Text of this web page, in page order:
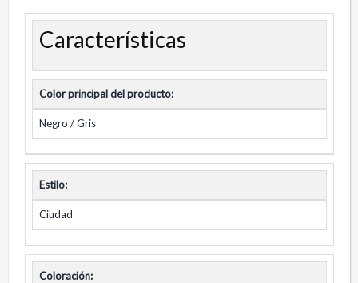
Características
Color principal del producto:
Negro / Gris
Estilo:
Ciudad
Coloración: